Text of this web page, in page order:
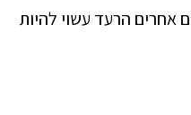
הרעד עשוי להיות